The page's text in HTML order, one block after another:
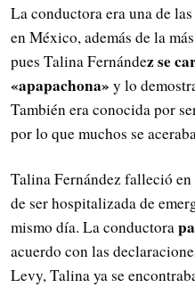
La conductora era una de
en México, además de la
pues Talina Fernández se
«apapachona» y lo
También era conocida por
por lo que muchos se
Talina Fernández falleció
de ser hospitalizada de
mismo día. La conductora
acuerdo con las
Levy, Talina ya se